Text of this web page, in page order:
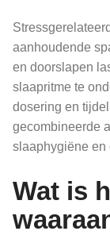
aanhoudende
en doorslapen
slaapritme te
dosering en
gecombineerde
slaaphygiëne en
Wat is